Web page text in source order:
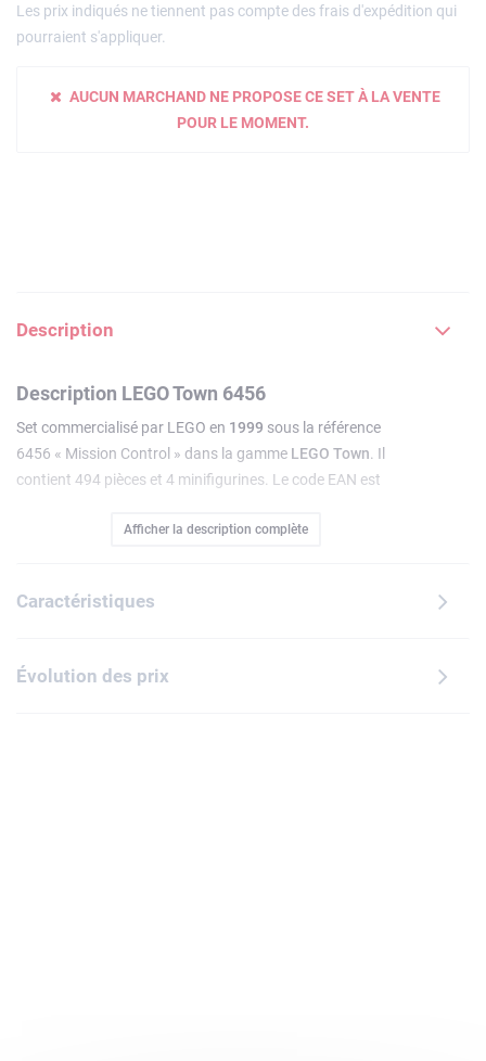
Les prix indiqués ne tiennent pas compte des frais d'expédition qui
pourraient s'appliquer.
AUCUN MARCHAND NE PROPOSE CE SET À LA VENTE
POUR LE MOMENT.
Description
Description LEGO Town 6456
Set commercialisé par LEGO en 1999 sous la référence
6456 « Mission Control » dans la gamme LEGO Town. Il
contient 494 pièces et 4 minifigurines. Le code EAN est
Afficher la description complète
Caractéristiques
Évolution des prix